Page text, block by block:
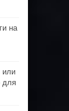
на
или
для